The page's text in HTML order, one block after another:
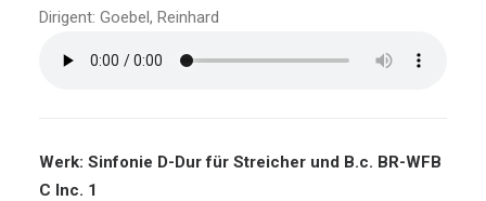
Dirigent: Goebel, Reinhard
Werk: Sinfonie D-Dur für Streicher und B.c. BR-WFB
C Inc. 1